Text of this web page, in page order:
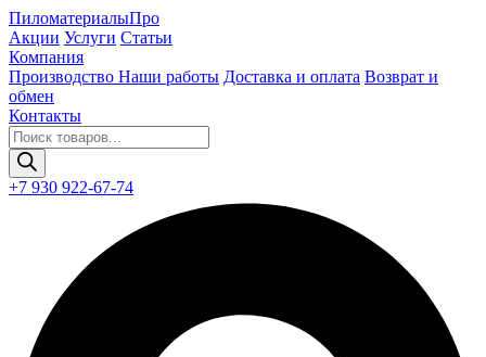
ПиломатериалыПро
Акции Услуги Статьи
Компания
Производство Наши работы Доставка и оплата Возврат и
обмен
Контакты
Поиск
товаров
+7 930 922-67-74